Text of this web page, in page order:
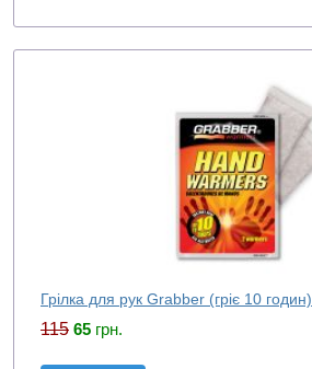
Грілка для рук Grabber (гріє 10 годин)
115 65 грн.